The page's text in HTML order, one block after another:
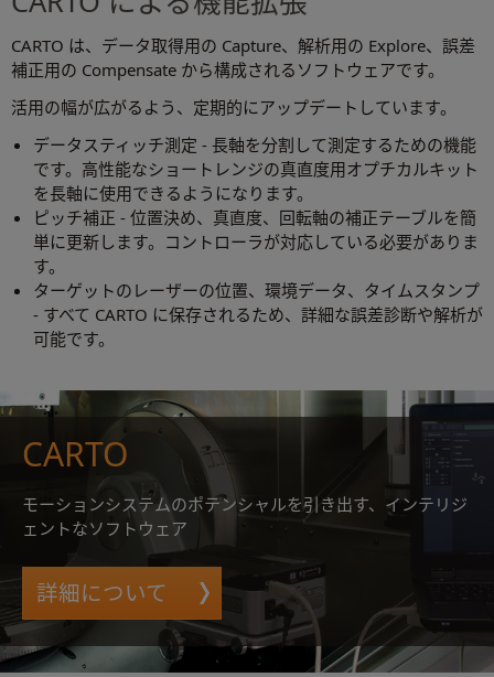
CARTO は、データ取得用の Capture、解析用の Explore、誤差
補正用の Compensate から構成されるソフトウェアです。
活用の幅が広がるよう、定期的にアップデートしています。
データスティッチ測定 - 長軸を分割して測定するための機能
です。高性能なショートレンジの真直度用オプチカルキット
を長軸に使用できるようになります。
ピッチ補正 - 位置決め、真直度、回転軸の補正テーブルを簡
単に更新します。コントローラが対応している必要がありま
す。
ターゲットのレーザーの位置、環境データ、タイムスタンプ
- すべて CARTO に保存されるため、詳細な誤差診断や解析が
可能です。
CARTO
モーションシステムのポテンシャルを引き出す、インテリジ
ェントなソフトウェア
詳細について